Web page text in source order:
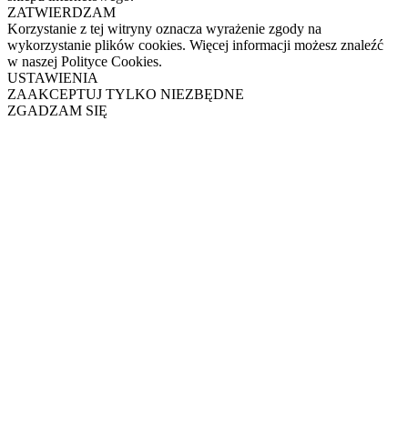
ZATWIERDZAM
Korzystanie z tej witryny oznacza wyrażenie zgody na
wykorzystanie plików cookies. Więcej informacji możesz znaleźć
w naszej Polityce Cookies.
USTAWIENIA
ZAAKCEPTUJ TYLKO NIEZBĘDNE
ZGADZAM SIĘ